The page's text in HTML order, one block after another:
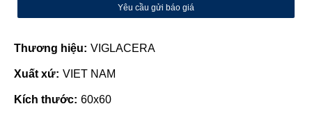
Yêu cầu gửi báo giá
Thương hiệu: VIGLACERA
Xuất xứ: VIET NAM
Kích thước: 60x60